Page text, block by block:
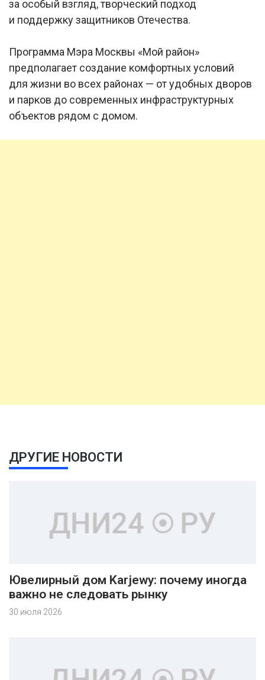
за особый взгляд, творческий подход
и поддержку защитников Отечества.
Программа Мэра Москвы «Мой район»
предполагает создание комфортных условий
для жизни во всех районах — от удобных дворов
и парков до современных инфраструктурных
объектов рядом с домом.
ДРУГИЕ НОВОСТИ
Ювелирный дом Karjewy: почему иногда
важно не следовать рынку
30 июля 2026